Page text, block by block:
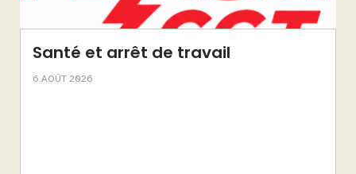
Santé et arrêt de travail
6 AOÛT 2026